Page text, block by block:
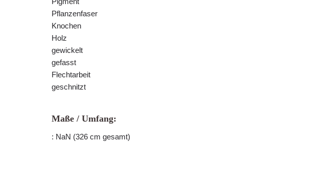
Pflanzenfaser
Knochen
Holz
gewickelt
gefasst
Flechtarbeit
geschnitzt
Maße / Umfang:
: NaN (326 cm gesamt)